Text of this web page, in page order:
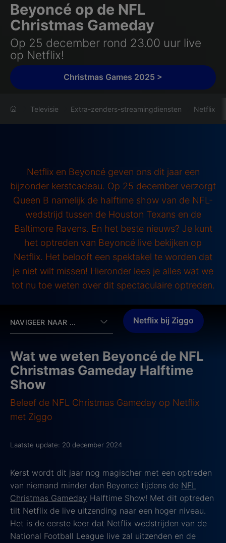
Beyoncé op de NFL
Christmas Gameday
Op 25 december rond 23.00 uur live
op Netflix!
Christmas Games 2025 >
Televisie Extra-zenders-streamingdiensten Netflix
Netflix en Beyoncé geven ons dit jaar een
bijzonder kerstcadeau. Op 25 december verzorgt
Queen B namelijk de halftime show van de NFL-
wedstrijd tussen de Houston Texans en de
Baltimore Ravens. En het beste nieuws? Je kunt
het optreden van Beyoncé live bekijken op
Netflix. Het belooft een spektakel te worden dat
je niet wilt missen! Hieronder lees je alles wat we
tot nu toe weten over dit spectaculaire optreden.
NAVIGEER NAAR ... Netflix bij Ziggo
Wat we weten Beyoncé de NFL
Christmas Gameday Halftime
Show
Beleef de NFL Christmas Gameday op Netflix
met Ziggo
Laatste update: 20 december 2024
Kerst wordt dit jaar nog magischer met een optreden
van niemand minder dan Beyoncé tijdens de NFL
Christmas Gameday Halftime Show! Met dit optreden
tilt Netflix de live uitzending naar een hoger niveau.
Het is de eerste keer dat Netflix wedstrijden van de
National Football League live zal uitzenden en de